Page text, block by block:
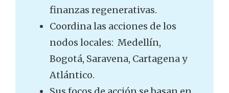
finanzas regenerativas.
Coordina las acciones de los
nodos locales: Medellín,
Bogotá, Saravena, Cartagena y
Atlántico.